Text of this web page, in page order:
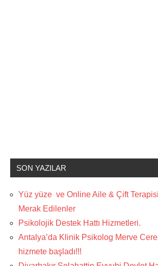
SON YAZILAR
Yüz yüze ve Online Aile & Çift
Merak Edilenler
Psikolojik Destek Hattı Hizmetleri.
Antalya’da Klinik Psikolog Merve
hizmete başladı!!!